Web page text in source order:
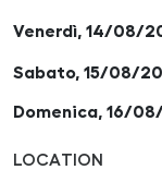
Venerdì, 14/08/
Sabato, 15/08/
Domenica, 16/
LOCATION